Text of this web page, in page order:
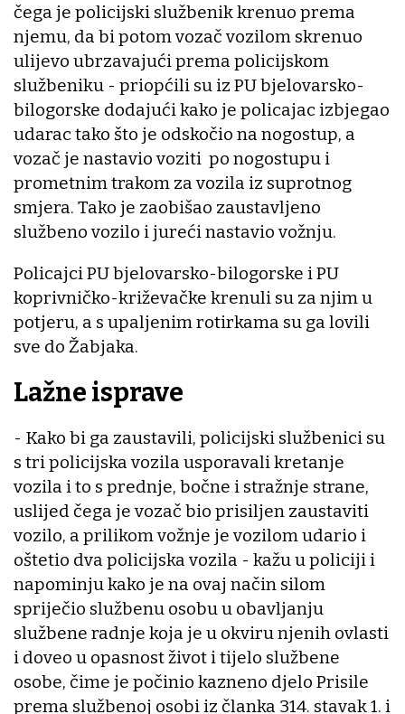
čega je policijski službenik krenuo prema
njemu, da bi potom vozač vozilom skrenuo
ulijevo ubrzavajući prema policijskom
službeniku - priopćili su iz PU bjelovarsko-
bilogorske dodajući kako je policajac izbjegao
udarac tako što je odskočio na nogostup, a
vozač je nastavio voziti po nogostupu i
prometnim trakom za vozila iz suprotnog
smjera. Tako je zaobišao zaustavljeno
službeno vozilo i jureći nastavio vožnju.
Policajci PU bjelovarsko-bilogorske i PU
koprivničko-križevačke krenuli su za njim u
potjeru, a s upaljenim rotirkama su ga lovili
sve do Žabjaka.
Lažne isprave
- Kako bi ga zaustavili, policijski službenici su
s tri policijska vozila usporavali kretanje
vozila i to s prednje, bočne i stražnje strane,
uslijed čega je vozač bio prisiljen zaustaviti
vozilo, a prilikom vožnje je vozilom udario i
oštetio dva policijska vozila - kažu u policiji i
napominju kako je na ovaj način silom
spriječio službenu osobu u obavljanju
službene radnje koja je u okviru njenih ovlasti
i doveo u opasnost život i tijelo službene
osobe, čime je počinio kazneno djelo Prisile
prema službenoj osobi iz članka 314. stavak 1. i